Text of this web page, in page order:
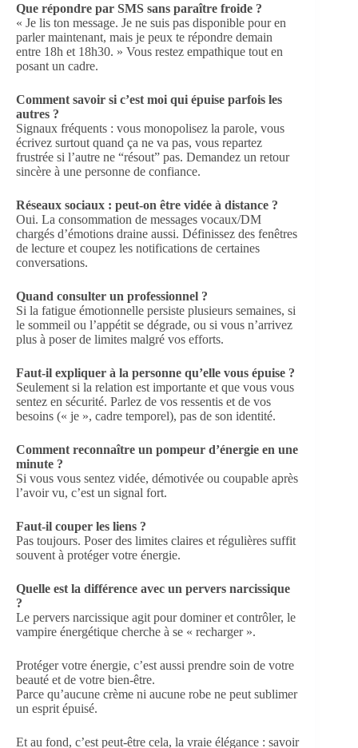
Que répondre par SMS sans paraître froide ?
« Je lis ton message. Je ne suis pas disponible pour en
parler maintenant, mais je peux te répondre demain
entre 18h et 18h30. » Vous restez empathique tout en
posant un cadre.
Comment savoir si c’est moi qui épuise parfois les
autres ?
Signaux fréquents : vous monopolisez la parole, vous
écrivez surtout quand ça ne va pas, vous repartez
frustrée si l’autre ne “résout” pas. Demandez un retour
sincère à une personne de confiance.
Réseaux sociaux : peut-on être vidée à distance ?
Oui. La consommation de messages vocaux/DM
chargés d’émotions draine aussi. Définissez des fenêtres
de lecture et coupez les notifications de certaines
conversations.
Quand consulter un professionnel ?
Si la fatigue émotionnelle persiste plusieurs semaines, si
le sommeil ou l’appétit se dégrade, ou si vous n’arrivez
plus à poser de limites malgré vos efforts.
Faut-il expliquer à la personne qu’elle vous épuise ?
Seulement si la relation est importante et que vous vous
sentez en sécurité. Parlez de vos ressentis et de vos
besoins (« je », cadre temporel), pas de son identité.
Comment reconnaître un pompeur d’énergie en une
minute ?
Si vous vous sentez vidée, démotivée ou coupable après
l’avoir vu, c’est un signal fort.
Faut-il couper les liens ?
Pas toujours. Poser des limites claires et régulières suffit
souvent à protéger votre énergie.
Quelle est la différence avec un pervers narcissique
?
Le pervers narcissique agit pour dominer et contrôler, le
vampire énergétique cherche à se « recharger ».
Protéger votre énergie, c’est aussi prendre soin de votre
beauté et de votre bien-être.
Parce qu’aucune crème ni aucune robe ne peut sublimer
un esprit épuisé.
Et au fond, c’est peut-être cela, la vraie élégance : savoir